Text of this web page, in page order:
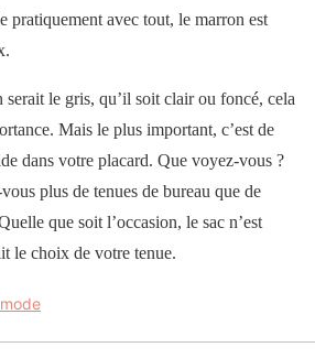
pratiquement avec tout, le marron est
le gris, qu’il soit clair ou foncé, cela
Mais le plus important, c’est de
dans votre placard. Que voyez-vous ?
plus de tenues de bureau que de
que soit l’occasion, le sac n’est
le choix de votre tenue.